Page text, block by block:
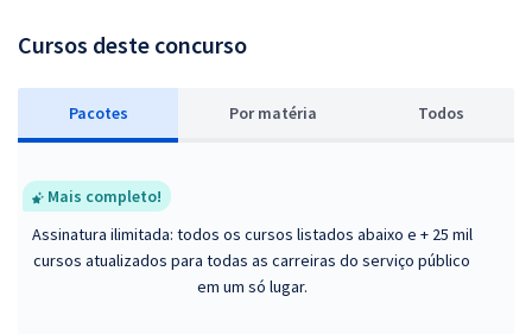
Cursos deste concurso
Pacotes Por matéria Todos
Mais completo!
Assinatura ilimitada: todos os cursos listados abaixo e + 25 mil
cursos atualizados para todas as carreiras do serviço público
em um só lugar.